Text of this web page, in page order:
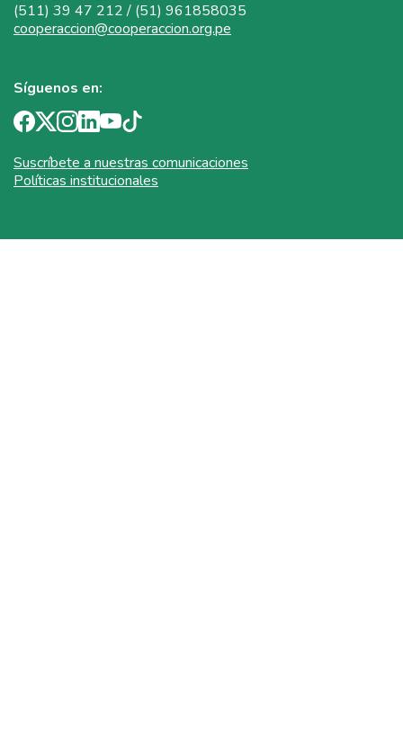
(511) 39 47 212 / (51) 961858035
cooperaccion@cooperaccion.org.pe
Síguenos en:
Suscríbete a nuestras comunicaciones
Políticas institucionales